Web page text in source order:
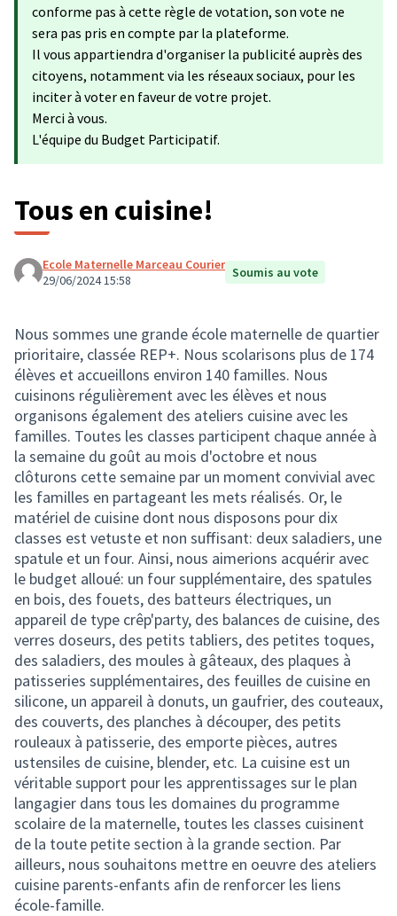
conforme pas à cette règle de votation, son vote ne
sera pas pris en compte par la plateforme.
Il vous appartiendra d'organiser la publicité auprès des
citoyens, notamment via les réseaux sociaux, pour les
inciter à voter en faveur de votre projet.
Merci à vous.
L'équipe du Budget Participatif.
Tous en cuisine!
Ecole Maternelle Marceau Courier
29/06/2024 15:58
Soumis au vote
Nous sommes une grande école maternelle de quartier
prioritaire, classée REP+. Nous scolarisons plus de 174
élèves et accueillons environ 140 familles. Nous
cuisinons régulièrement avec les élèves et nous
organisons également des ateliers cuisine avec les
familles. Toutes les classes participent chaque année à
la semaine du goût au mois d'octobre et nous
clôturons cette semaine par un moment convivial avec
les familles en partageant les mets réalisés. Or, le
matériel de cuisine dont nous disposons pour dix
classes est vetuste et non suffisant: deux saladiers, une
spatule et un four. Ainsi, nous aimerions acquérir avec
le budget alloué: un four supplémentaire, des spatules
en bois, des fouets, des batteurs électriques, un
appareil de type crêp'party, des balances de cuisine, des
verres doseurs, des petits tabliers, des petites toques,
des saladiers, des moules à gâteaux, des plaques à
patisseries supplémentaires, des feuilles de cuisine en
silicone, un appareil à donuts, un gaufrier, des couteaux,
des couverts, des planches à découper, des petits
rouleaux à patisserie, des emporte pièces, autres
ustensiles de cuisine, blender, etc. La cuisine est un
véritable support pour les apprentissages sur le plan
langagier dans tous les domaines du programme
scolaire de la maternelle, toutes les classes cuisinent
de la toute petite section à la grande section. Par
ailleurs, nous souhaitons mettre en oeuvre des ateliers
cuisine parents-enfants afin de renforcer les liens
école-famille.